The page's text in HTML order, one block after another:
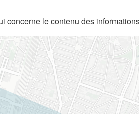
le contenu des